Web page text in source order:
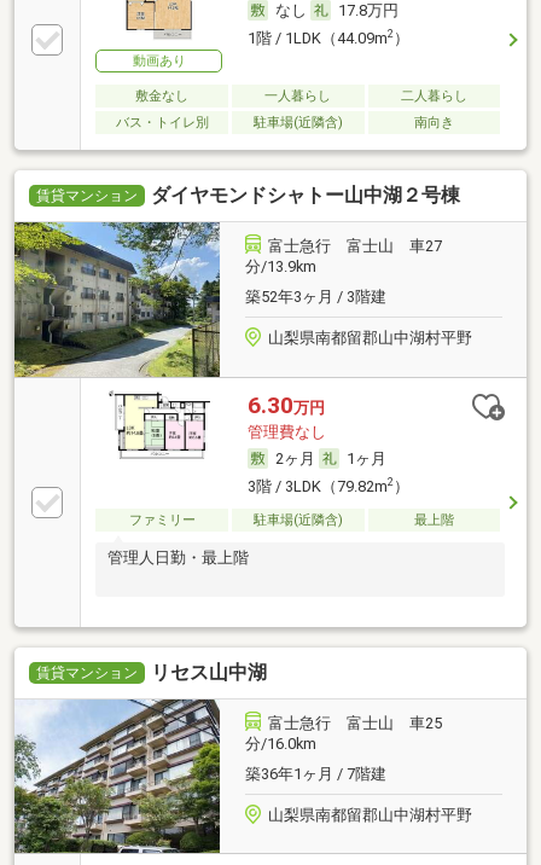
動画あり
なし
17.8万円
1階 / 1LDK（44.09m2）
敷金なし 一人暮らし
二人暮らし
バス・トイレ別
駐車場(近隣含) 南向き
賃貸マンション ダイヤモンドシャトー山中湖２号棟
富士急行 富士山 車27
分/13.9km
築52年3ヶ月 / 3階建
山梨県南都留郡山中湖村平野
6.30万円
管理費なし
2ヶ月
1ヶ月
3階 / 3LDK（79.82m2）
ファミリー 駐車場(近隣含) 最上階
管理人日勤・最上階
賃貸マンション リセス山中湖
富士急行 富士山 車25
分/16.0km
築36年1ヶ月 / 7階建
山梨県南都留郡山中湖村平野